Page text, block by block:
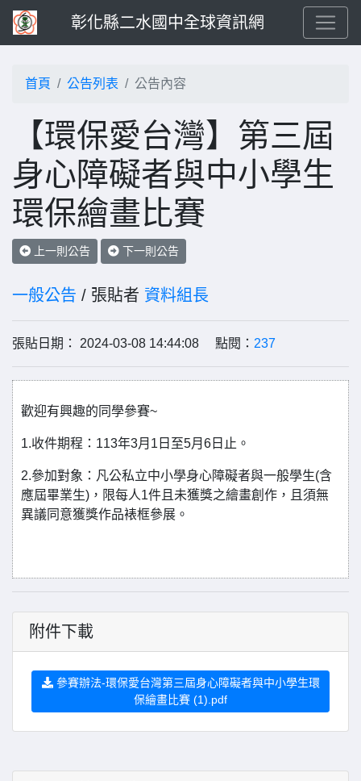
彰化縣二水國中全球資訊網
首頁 公告列表 公告內容
【環保愛台灣】第三屆
身心障礙者與中小學生
環保繪畫比賽
上一則公告 下一則公告
一般公告 / 張貼者 資料組長
張貼日期： 2024-03-08 14:44:08 點閱： 237
歡迎有興趣的同學參賽~
1.收件期程：113年3月1日至5月6日止。
2.參加對象：凡公私立中小學身心障礙者與一般學生(含
應屆畢業生)，限每人1件且未獲獎之繪畫創作，且須無
異議同意獲獎作品裱框參展。
附件下載
參賽辦法-環保愛台灣第三屆身心障礙者與中小學生環
保繪畫比賽 (1).pdf